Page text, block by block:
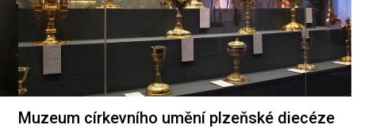
Muzeum církevního umění plzeňské diecéze